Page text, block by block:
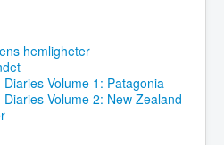
hemligheter
Diaries Volume 1: Patagonia
Diaries Volume 2: New Zealand